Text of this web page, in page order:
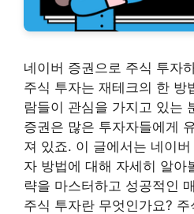
네이버 증권으로 주식 투자
주식 투자는 재테크의 한 방
람들이 관심을 가지고 있는
증권은 많은 투자자들에게
져 있죠. 이 글에서는 네이
자 방법에 대해 자세히 알아
략을 마스터하고 성공적인
주식 투자란 무엇인가요?